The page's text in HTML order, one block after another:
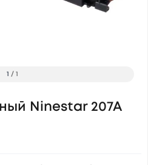
1 / 1
Ninestar 207A